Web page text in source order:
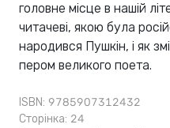
головне місце в нашій
читачеві, якою була
народився Пушкін, і як
пером великого поета.
ISBN: 9785907312432
Сторінка: 24